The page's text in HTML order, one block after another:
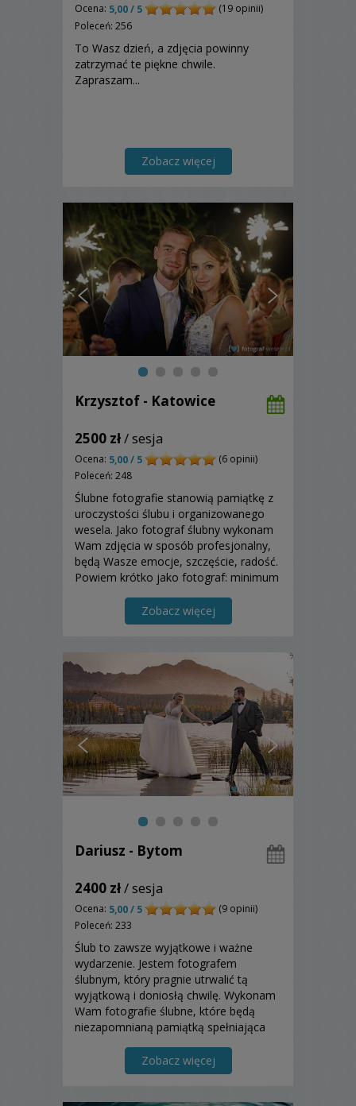
Ocena: 5,00 / 5
(19 opinii)
Poleceń: 256
To Wasz dzień, a zdjęcia powinny
zatrzymać te piękne chwile.
Zapraszam...
Zobacz więcej
Krzysztof - Katowice
2500 zł/ sesja
Ocena: 5,00 / 5
(6 opinii)
Poleceń: 248
Ślubne fotografie stanowią pamiątkę z
uroczystości ślubu i organizowanego
wesela. Jako fotograf ślubny wykonam
Wam zdjęcia w sposób profesjonalny,
będą Wasze emocje, szczęście, radość.
Powiem krótko jako fotograf: minimum
Zobacz więcej
Dariusz - Bytom
2400 zł/ sesja
Ocena: 5,00 / 5
(9 opinii)
Poleceń: 233
Ślub to zawsze wyjątkowe i ważne
wydarzenie. Jestem fotografem
ślubnym, który pragnie utrwalić tą
wyjątkową i doniosłą chwilę. Wykonam
Wam fotografie ślubne, które będą
niezapomnianą pamiątką spełniająca
dnia. Zapraszam do zapoznania się z
moją ofertą!
Zobacz więcej